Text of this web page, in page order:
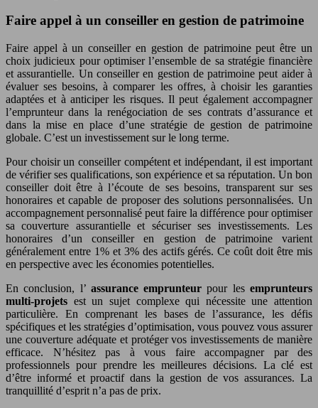
Faire appel à un conseiller en gestion de patrimoine
Faire appel à un conseiller en gestion de patrimoine peut être un
choix judicieux pour optimiser l’ensemble de sa stratégie financière
et assurantielle. Un conseiller en gestion de patrimoine peut aider à
évaluer ses besoins, à comparer les offres, à choisir les garanties
adaptées et à anticiper les risques. Il peut également accompagner
l’emprunteur dans la renégociation de ses contrats d’assurance et
dans la mise en place d’une stratégie de gestion de patrimoine
globale. C’est un investissement sur le long terme.
Pour choisir un conseiller compétent et indépendant, il est important
de vérifier ses qualifications, son expérience et sa réputation. Un bon
conseiller doit être à l’écoute de ses besoins, transparent sur ses
honoraires et capable de proposer des solutions personnalisées. Un
accompagnement personnalisé peut faire la différence pour optimiser
sa couverture assurantielle et sécuriser ses investissements. Les
honoraires d’un conseiller en gestion de patrimoine varient
généralement entre 1% et 3% des actifs gérés. Ce coût doit être mis
en perspective avec les économies potentielles.
En conclusion, l’ assurance emprunteurpour lesemprunteurs
multi-projets est un sujet complexe qui nécessite une attention
particulière. En comprenant les bases de l’assurance, les défis
spécifiques et les stratégies d’optimisation, vous pouvez vous assurer
une couverture adéquate et protéger vos investissements de manière
efficace. N’hésitez pas à vous faire accompagner par des
professionnels pour prendre les meilleures décisions. La clé est
d’être informé et proactif dans la gestion de vos assurances. La
tranquillité d’esprit n’a pas de prix.